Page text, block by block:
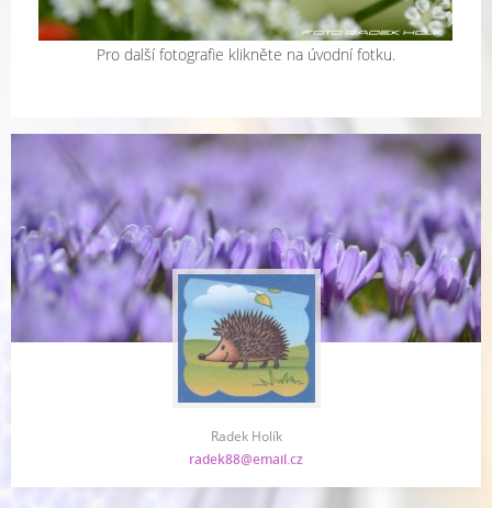
Pro další fotografie klikněte na úvodní fotku.
Radek Holík
radek88@email.cz